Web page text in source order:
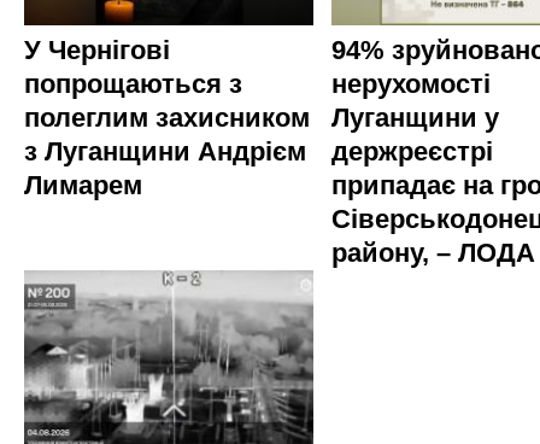
У Чернігові
попрощаються з
полеглим захисником
з Луганщини Андрієм
Лимарем
94%
нерухомості
Луганщини у
держреєстрі
припадає на
району, – ЛОДА